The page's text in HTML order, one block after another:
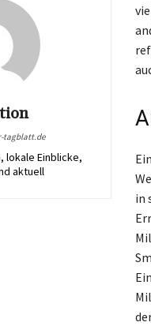
tagblatt.de
lokale Einblicke,
aktuell
in